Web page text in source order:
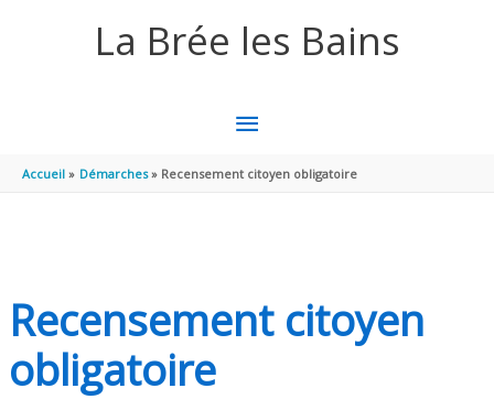
La Brée les Bains
MENU
PRINCIPAL
Accueil Démarches Recensement citoyen obligatoire
Recensement citoyen
obligatoire